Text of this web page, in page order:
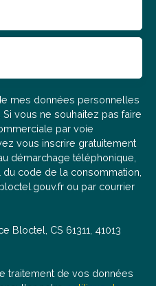
mes données personnelles
Si vous ne souhaitez pas faire
par voie
vous inscrire gratuitement
démarchage téléphonique,
code de la consommation,
ou par courrier
Bloctel, CS 61311, 41013
traitement de vos données